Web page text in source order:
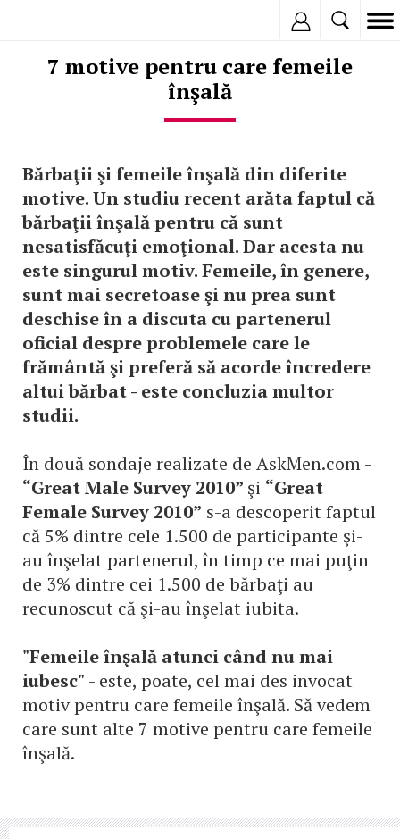
7 motive pentru care femeile
înşală
Bărbaţii şi femeile înşală din diferite
motive. Un studiu recent arăta faptul că
bărbaţii înşală pentru că sunt
nesatisfăcuţi emoţional. Dar acesta nu
este singurul motiv. Femeile, în genere,
sunt mai secretoase şi nu prea sunt
deschise în a discuta cu partenerul
oficial despre problemele care le
frământă şi preferă să acorde încredere
altui bărbat - este concluzia multor
studii.
În două sondaje realizate de AskMen.com -
“Great Male Survey 2010” şi “Great
Female Survey 2010” s-a descoperit faptul
că 5% dintre cele 1.500 de participante şi-
au înşelat partenerul, în timp ce mai puţin
de 3% dintre cei 1.500 de bărbaţi au
recunoscut că şi-au înşelat iubita.
"Femeile înşală atunci când nu mai
iubesc" - este, poate, cel mai des invocat
motiv pentru care femeile înşală. Să vedem
care sunt alte 7 motive pentru care femeile
înşală.